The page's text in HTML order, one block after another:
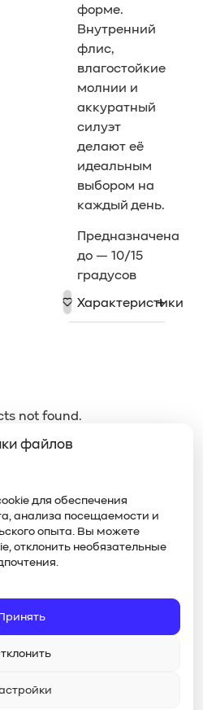
файлов
для обеспечения
анализа посещаемости и
опыта. Вы можете
отклонить необязательные
форме.
Внутренний
флис,
влагостойкие
молнии и
аккуратный
силуэт
делают её
идеальным
выбором на
каждый день.
Предназначена
до — 10/15
градусов
Характеристики
not found.
разнообразие
одежды,
уникальность